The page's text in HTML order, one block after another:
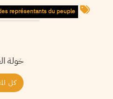
représentants du peuple
خولة
كل